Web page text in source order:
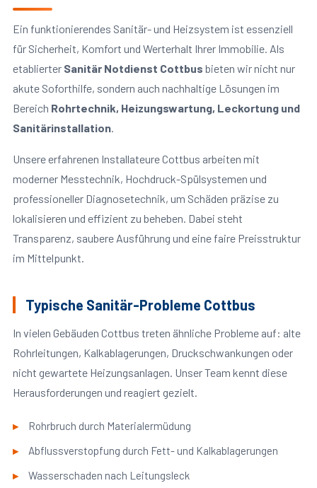
Ein funktionierendes Sanitär- und Heizsystem ist essenziell
für Sicherheit, Komfort und Werterhalt Ihrer Immobilie. Als
etablierter Sanitär Notdienst Cottbus bieten wir nicht nur
akute Soforthilfe, sondern auch nachhaltige Lösungen im
Bereich Rohrtechnik, Heizungswartung, Leckortung und
Sanitärinstallation.
Unsere erfahrenen Installateure Cottbus arbeiten mit
moderner Messtechnik, Hochdruck-Spülsystemen und
professioneller Diagnosetechnik, um Schäden präzise zu
lokalisieren und effizient zu beheben. Dabei steht
Transparenz, saubere Ausführung und eine faire Preisstruktur
im Mittelpunkt.
Typische Sanitär-Probleme Cottbus
In vielen Gebäuden Cottbus treten ähnliche Probleme auf: alte
Rohrleitungen, Kalkablagerungen, Druckschwankungen oder
nicht gewartete Heizungsanlagen. Unser Team kennt diese
Herausforderungen und reagiert gezielt.
Rohrbruch durch Materialermüdung
Abflussverstopfung durch Fett- und Kalkablagerungen
Wasserschaden nach Leitungsleck